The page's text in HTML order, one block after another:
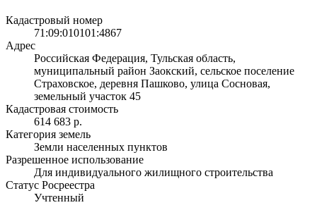
Кадастровый номер
71:09:010101:4867
Адрес
Российская Федерация, Тульская область,
муниципальный район Заокский, сельское поселение
Страховское, деревня Пашково, улица Сосновая,
земельный участок 45
Кадастровая стоимость
614 683 р.
Категория земель
Земли населенных пунктов
Разрешенное использование
Для индивидуального жилищного строительства
Статус Росреестра
Учтенный